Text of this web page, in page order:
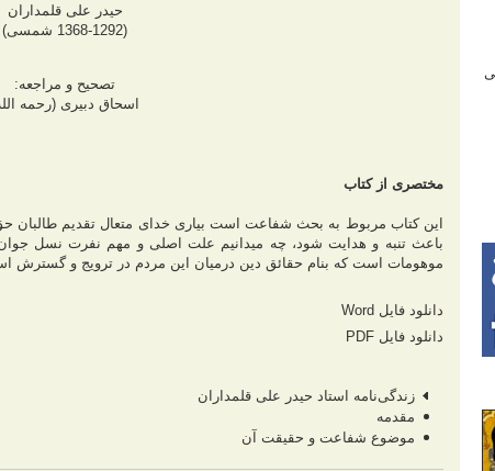
حیدر علی قلمداران
(1368-1292 شمسى)
تصحيح و مراجعه:
اسحاق دبیری (رحمه
مختصرى از كتاب
اين كتاب مربوط به بحث شفاعت است بیاری خدای متعال تقدیم طالبان
باعث تنبه و هدایت شود، چه میدانیم علت اصلی و مهم نفرت نسل
موهومات است که بنام حقائق دین درمیان این مردم در ترویج و گسترش
دانلود فایل Word
دانلود فایل PDF
زندگی‌نامه استاد حیدر علی قلمداران
مقدمه
موضوع شفاعت و حقیقت آن